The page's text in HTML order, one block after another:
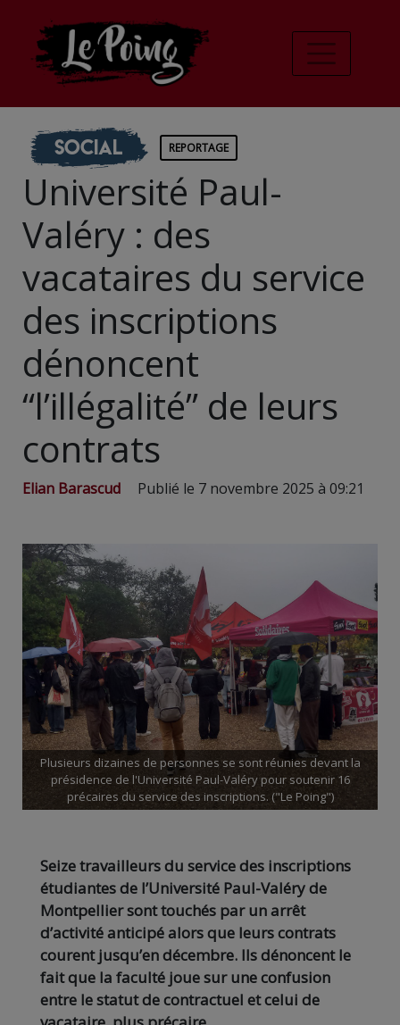
Social REPORTAGE
Université Paul-
Valéry : des
vacataires du service
des inscriptions
dénoncent
“l’illégalité” de leurs
contrats
Elian Barascud Publié le 7 novembre 2025 à 09:21
Plusieurs dizaines de personnes se sont réunies devant la
présidence de l'Université Paul-Valéry pour soutenir 16
précaires du service des inscriptions. ("Le Poing")
Seize travailleurs du service des inscriptions
étudiantes de l’Université Paul-Valéry de
Montpellier sont touchés par un arrêt
d’activité anticipé alors que leurs contrats
courent jusqu’en décembre. Ils dénoncent le
fait que la faculté joue sur une confusion
entre le statut de contractuel et celui de